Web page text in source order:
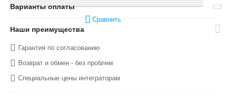
Сравнить
Варианты оплаты
Наши преимущества
Гарантия по согласованию
Возврат и обмен - без проблем
Специальные цены интеграторам